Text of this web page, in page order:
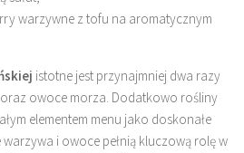
warzywne z tofu na aromatycznym
istotne jest przynajmniej dwa razy
owoce morza. Dodatkowo rośliny
elementem menu jako doskonałe
i owoce pełnią kluczową rolę w